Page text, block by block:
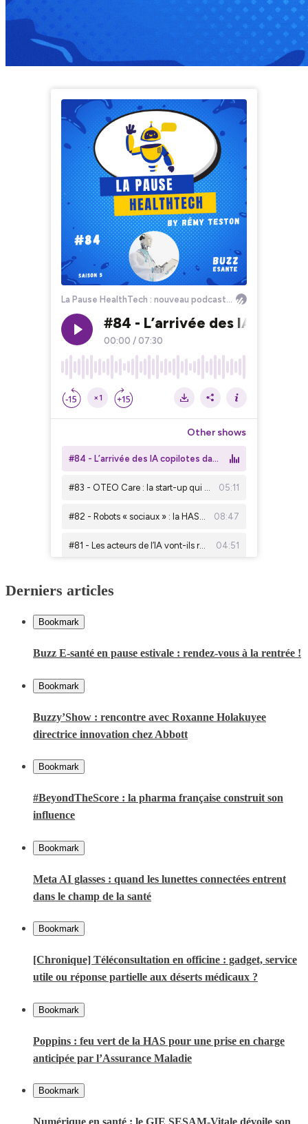
Derniers articles
Bookmark
Buzz E-santé en pause estivale : rendez-vous à la rentrée !
Bookmark
Buzzy’Show : rencontre avec Roxanne Holakuyee
directrice innovation chez Abbott
Bookmark
#BeyondTheScore : la pharma française construit son
influence
Bookmark
Meta AI glasses : quand les lunettes connectées entrent
dans le champ de la santé
Bookmark
[Chronique] Téléconsultation en officine : gadget, service
utile ou réponse partielle aux déserts médicaux ?
Bookmark
Poppins : feu vert de la HAS pour une prise en charge
anticipée par l’Assurance Maladie
Bookmark